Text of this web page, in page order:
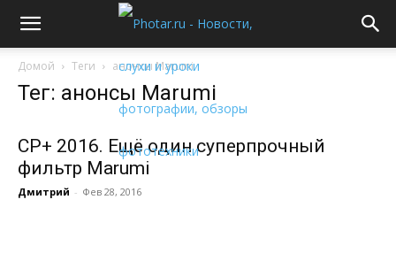
Домой Теги анонсы Marumi
Тег: анонсы Marumi
CP+ 2016. Ещё один суперпрочный
фильтр Marumi
Дмитрий - Фев 28, 2016